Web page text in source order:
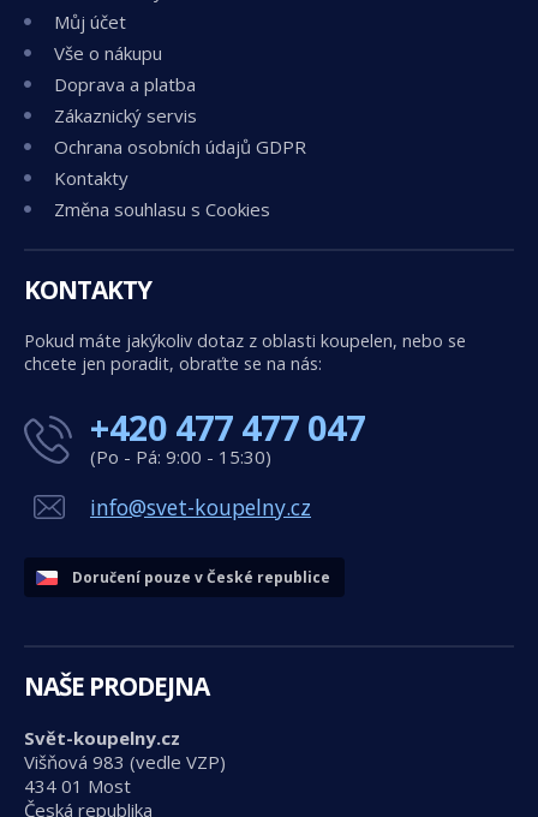
Můj účet
Vše o nákupu
Doprava a platba
Zákaznický servis
Ochrana osobních údajů GDPR
Kontakty
Změna souhlasu s Cookies
KONTAKTY
Pokud máte jakýkoliv dotaz z oblasti koupelen, nebo se
chcete jen poradit, obraťte se na nás:
+420 477 477 047
(Po - Pá: 9:00 - 15:30)
info@svet-koupelny.cz
Doručení pouze v České republice
NAŠE PRODEJNA
Svět-koupelny.cz
Višňová 983 (vedle VZP)
434 01 Most
Česká republika